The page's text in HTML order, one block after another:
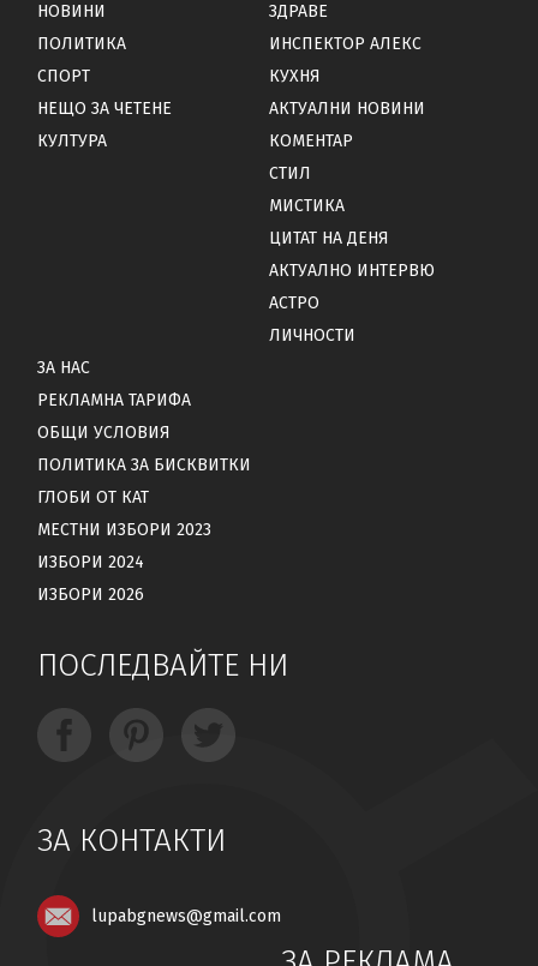
НОВИНИ
ПОЛИТИКА
СПОРТ
НЕЩО ЗА ЧЕТЕНЕ
КУЛТУРА
ЗДРАВЕ
ИНСПЕКТОР АЛЕКС
КУХНЯ
АКТУАЛНИ НОВИНИ
КОМЕНТАР
СТИЛ
МИСТИКА
ЦИТАТ НА ДЕНЯ
АКТУАЛНО ИНТЕРВЮ
АСТРО
ЛИЧНОСТИ
ЗА НАС
РЕКЛАМНА ТАРИФА
ОБЩИ УСЛОВИЯ
ПОЛИТИКА ЗА БИСКВИТКИ
ГЛОБИ ОТ КАТ
МЕСТНИ ИЗБОРИ 2023
ИЗБОРИ 2024
ИЗБОРИ 2026
ПОСЛЕДВАЙТЕ НИ
ЗА КОНТАКТИ
lupabgnews@gmail.com